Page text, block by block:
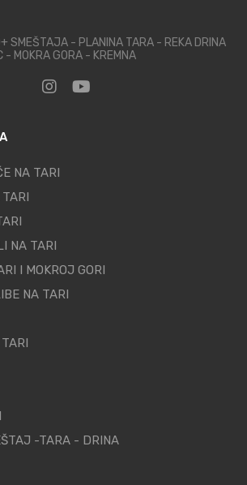
SMEŠTAJA - PLANINA TARA - REKA DRINA
- MOKRA GORA - KREMNA
NA TARI
NA TARI
I MOKROJ GORI
NA TARI
-TARA - DRINA